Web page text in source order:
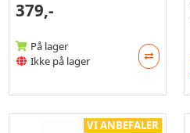
379,-
På lager
Ikke på lager
VI ANBEFALER